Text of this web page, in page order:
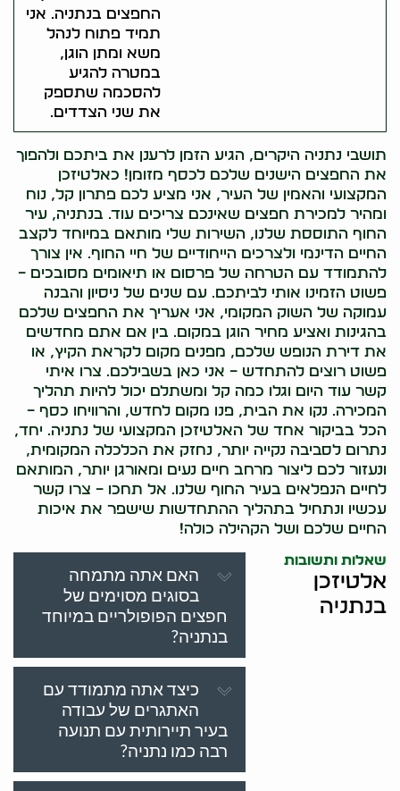
החפצים בנתניה. אני
תמיד פתוח לנהל
משא ומתן הוגן,
במטרה להגיע
להסכמה שתספק
את שני הצדדים.
תושבי נתניה היקרים, הגיע הזמן לרענן את ביתכם ולהפוך
את החפצים הישנים שלכם לכסף מזומן! כאלטיזכן
המקצועי והאמין של העיר, אני מציע לכם פתרון קל, נוח
ומהיר למכירת חפצים שאינכם צריכים עוד. בנתניה, עיר
החוף התוססת שלנו, השירות שלי מותאם במיוחד לקצב
החיים הדינמי ולצרכים הייחודיים של חיי החוף. אין צורך
להתמודד עם הטרחה של פרסום או תיאומים מסובכים –
פשוט הזמינו אותי לביתכם. עם שנים של ניסיון והבנה
עמוקה של השוק המקומי, אני אעריך את החפצים שלכם
בהגינות ואציע מחיר הוגן במקום. בין אם אתם מחדשים
את דירת הנופש שלכם, מפנים מקום לקראת הקיץ, או
פשוט רוצים להתחדש – אני כאן בשבילכם. צרו איתי
קשר עוד היום וגלו כמה קל ומשתלם יכול להיות תהליך
המכירה. נקו את הבית, פנו מקום לחדש, והרוויחו כסף –
הכל בביקור אחד של האלטיזכן המקצועי של נתניה. יחד,
נתרום לסביבה נקייה יותר, נחזק את הכלכלה המקומית,
ונעזור לכם ליצור מרחב חיים נעים ומאורגן יותר, המותאם
לחיים הנפלאים בעיר החוף שלנו. אל תחכו – צרו קשר
עכשיו ונתחיל בתהליך ההתחדשות שישפר את איכות
החיים שלכם ושל הקהילה כולה!
שאלות ותשובות
אלטיזכן
בנתניה
האם אתה מתמחה
בסוגים מסוימים של
חפצים הפופולריים במיוחד
בנתניה?
כיצד אתה מתמודד עם
האתגרים של עבודה
בעיר תיירותית עם תנועה
רבה כמו נתניה?